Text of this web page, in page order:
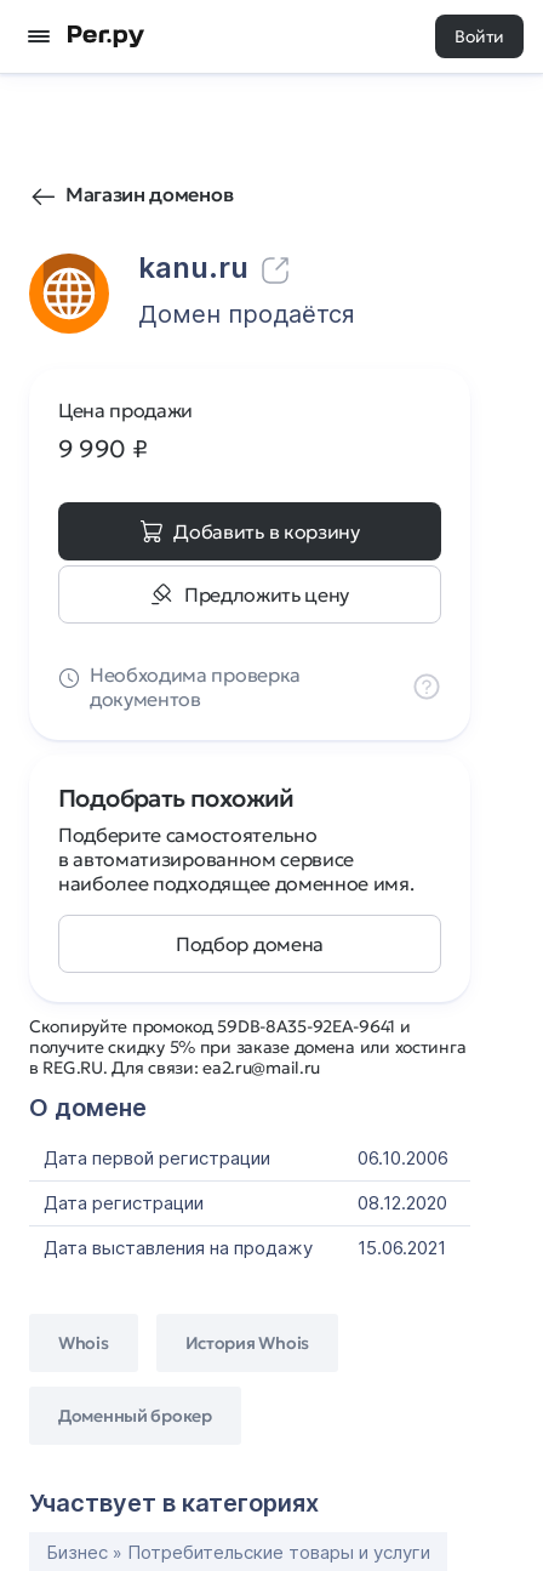
Войти
Магазин доменов
kanu.ru
22 0
Домен продаётся
Скопируйте промокод 59DB-8A35-92EA-9641 и
получите скидку 5% при заказе домена или хостинга
в REG.RU. Для связи: ea2.ru@mail.ru
О домене
Дата первой регистрации
06.10.2006
Дата регистрации
08.12.2020
Дата выставления на продажу
15.06.2021
Whois История Whois
Доменный брокер
Участвует в категориях
Бизнес » Потребительские товары и услуги
Цена продажи
9 990 ₽
Добавить в корзину
Предложить цену
Необходима проверка
документов
Подобрать похожий
Подберите самостоятельно
в автоматизированном сервисе
наиболее подходящее доменное имя.
Подбор домена